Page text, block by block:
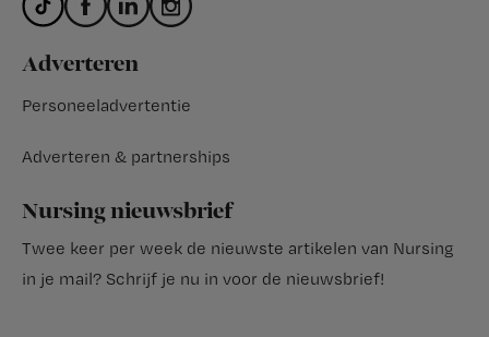
Adverteren
Personeeladvertentie
Adverteren & partnerships
Nursing nieuwsbrief
Twee keer per week de nieuwste artikelen van Nursing
in je mail? Schrijf je nu in voor de nieuwsbrief!